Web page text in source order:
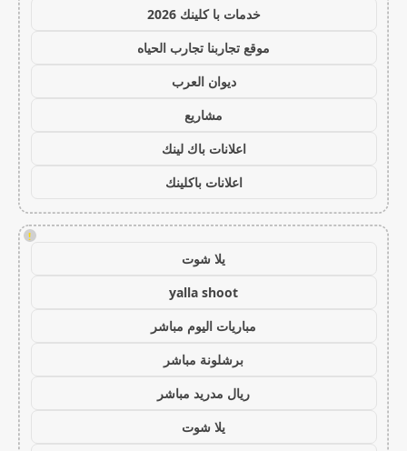
خدمات با كلينك 2026
موقع تجاربنا تجارب الحياه
ديوان العرب
مشاريع
اعلانات باك لينك
اعلانات باكلينك
!
يلا شوت
yalla shoot
مباريات اليوم مباشر
برشلونة مباشر
ريال مدريد مباشر
يلا شوت